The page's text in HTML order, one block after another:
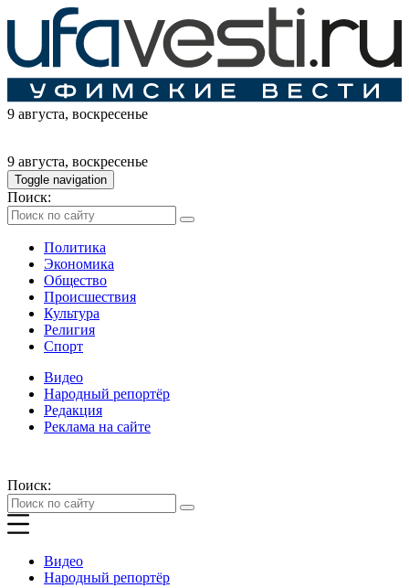
9 августа, воскресенье
9 августа, воскресенье
Toggle navigation
Поиск:
Политика
Экономика
Общество
Происшествия
Культура
Религия
Спорт
Видео
Народный репортёр
Редакция
Реклама на сайте
Поиск:
Видео
Народный репортёр